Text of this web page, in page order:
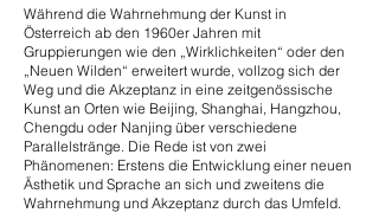
Während die Wahrnehmung der Kunst in
Österreich ab den 1960er Jahren mit
Gruppierungen wie den „Wirklichkeiten“ oder den
„Neuen Wilden“ erweitert wurde, vollzog sich der
Weg und die Akzeptanz in eine zeitgenössische
Kunst an Orten wie Beijing, Shanghai, Hangzhou,
Chengdu oder Nanjing über verschiedene
Parallelstränge. Die Rede ist von zwei
Phänomenen: Erstens die Entwicklung einer neuen
Ästhetik und Sprache an sich und zweitens die
Wahrnehmung und Akzeptanz durch das Umfeld.